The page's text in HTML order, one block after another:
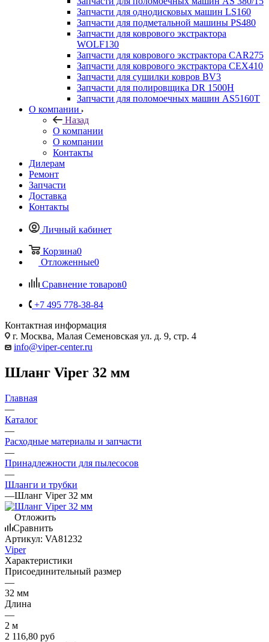
Запчасти для однодисковых машин LS160
Запчасти для подметальной машины PS480
Запчасти для коврового экстрактора
WOLF130
Запчасти для коврового экстрактора CAR275
Запчасти для коврового экстрактора CEX410
Запчасти для сушилки ковров BV3
Запчасти для полировщика DR 1500H
Запчасти для поломоечных машин AS5160T
О компании
Назад
О компании
О компании
Контакты
Дилерам
Ремонт
Запчасти
Доставка
Контакты
Личный кабинет
Корзина0
Отложенные0
Сравнение товаров0
+7 495 778-38-84
Контактная информация
г. Москва, Малая Семеновская ул. д. 9, стр. 4
info@viper-center.ru
Шланг Viper 32 мм
Главная
—
Каталог
—
Расходные материалы и запчасти
—
Принадлежности для пылесосов
—
Шланги и трубки
—Шланг Viper 32 мм
Отложить
Сравнить
Артикул: VA81232
Viper
Характеристики
Присоединительный размер
—
32 мм
Длина
—
2 м
2 116,80 руб